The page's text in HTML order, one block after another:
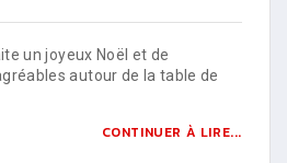
un joyeux Noël et de
autour de la table de
CONTINUER À LIRE...